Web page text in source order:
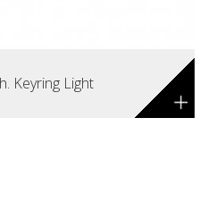
Keyring Light +